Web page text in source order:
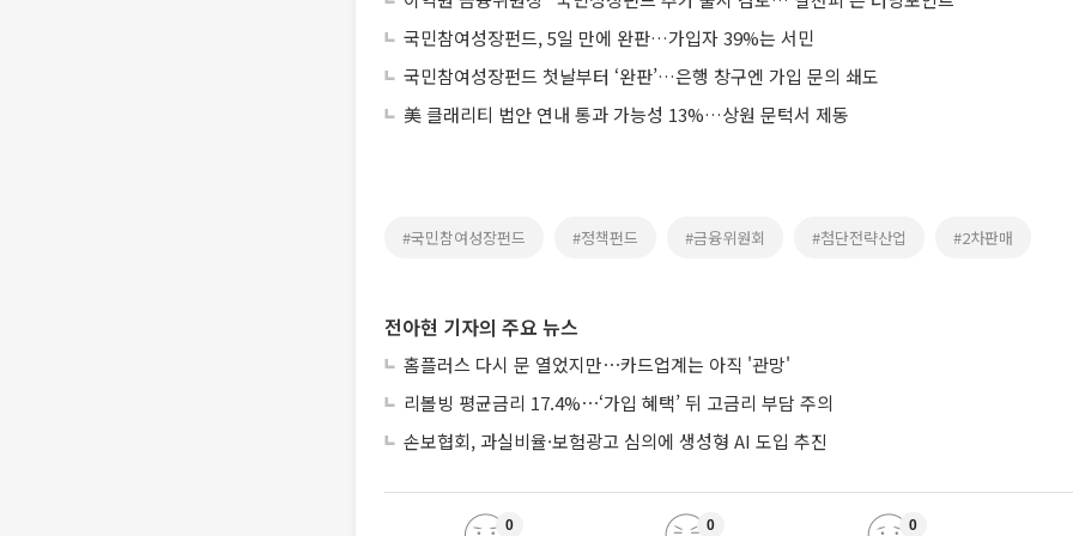
국민참여성장펀드, 5일 만에 완판…가입자 39%는 서민
국민참여성장펀드 첫날부터 ‘완판’…은행 창구엔 가입 문의 쇄도
美 클래리티 법안 연내 통과 가능성 13%…상원 문턱서 제동
#국민참여성장펀드 #정책펀드 #금융위원회 #첨단전략산업 #2차판매
전아현 기자의 주요 뉴스
홈플러스 다시 문 열었지만⋯카드업계는 아직 '관망'
리볼빙 평균금리 17.4%⋯‘가입 혜택’ 뒤 고금리 부담 주의
손보협회, 과실비율·보험광고 심의에 생성형 AI 도입 추진
0 0 0